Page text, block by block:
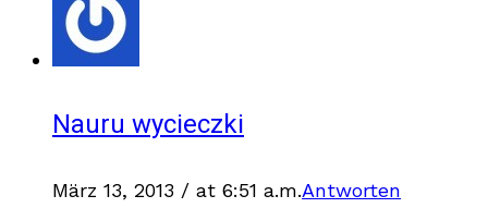
Nauru wycieczki
März 13, 2013 / at 6:51 a.m.Antworten